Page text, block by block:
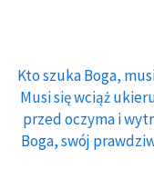
Kto szuka Boga,
Musi się wciąż
przed oczyma i
Boga, swój